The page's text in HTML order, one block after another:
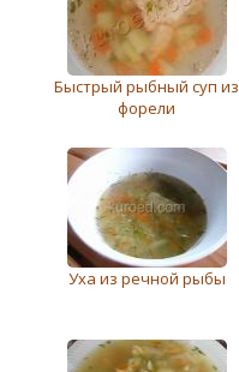
Быстрый рыбный суп из
форели
Уха из речной рыбы